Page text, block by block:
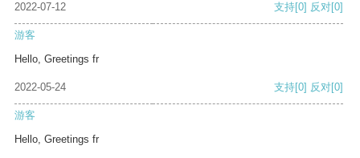
2022-07-12 支持[0] 反对[0]
游客
Hello, Greetings fr
2022-05-24 支持[0] 反对[0]
游客
Hello, Greetings fr